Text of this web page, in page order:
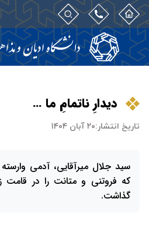
دیدارِ ناتمامِ ما …
تاریخ انتشار:۲۰ آبان ۱۴۰۴
سيد جلال میرآقایی، آدمی وارسته
که فروتنی و متانت را در
گذاشت.